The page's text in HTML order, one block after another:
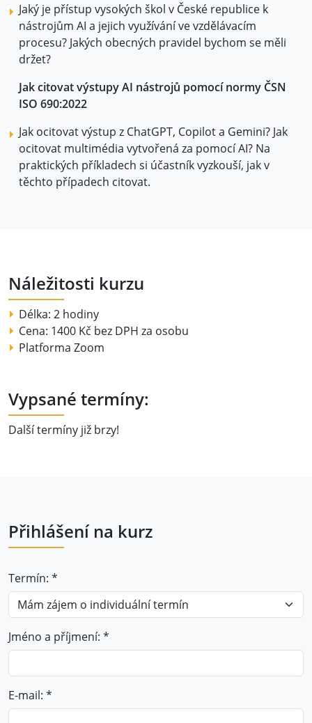
Jaký je přístup vysokých škol v České republice k
nástrojům AI a jejich využívání ve vzdělávacím
procesu? Jakých obecných pravidel bychom se měli
držet?
Jak citovat výstupy AI nástrojů pomocí normy ČSN
ISO 690:2022
Jak ocitovat výstup z ChatGPT, Copilot a Gemini? Jak
ocitovat multimédia vytvořená za pomocí AI? Na
praktických příkladech si účastník vyzkouší, jak v
těchto případech citovat.
Náležitosti kurzu
Délka: 2 hodiny
Cena: 1400 Kč bez DPH za osobu
Platforma Zoom
Vypsané termíny:
Další termíny již brzy!
Přihlášení na kurz
Termín: *
Jméno a příjmení: *
E-mail: *